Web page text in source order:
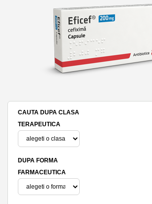
CAUTA DUPA CLASA
TERAPEUTICA
DUPA FORMA
FARMACEUTICA